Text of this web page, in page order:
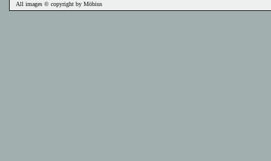
All images © copyright by Möbius